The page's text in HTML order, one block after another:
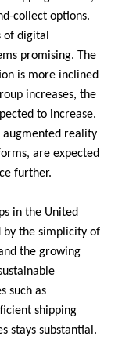
collect options.
of digital
promising. The
is more inclined
increases, the
to increase.
augmented reality
are expected
further.
in the United
by the simplicity of
the growing
such as
shipping
stays substantial.